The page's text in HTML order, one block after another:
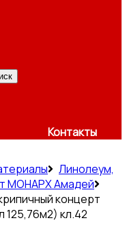
Контакты
Линолеум,
МОНАРХ Амадей
концерт
125,76м2) кл.42